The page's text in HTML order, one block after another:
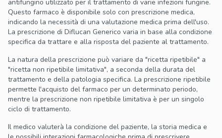
antifungino utilizzato per il trattamento di varie infezioni fungine.
Questo farmaco è disponibile solo con prescrizione medica,
indicando la necessità di una valutazione medica prima dell'uso.
La prescrizione di Diflucan Generico varia in base alla condizione
specifica da trattare e alla risposta del paziente al trattamento.
La natura della prescrizione può variare da "ricetta ripetibile" a
"ricetta non ripetibile limitativa", a seconda della durata del
trattamento e della patologia specifica. La prescrizione ripetibile
permette l'acquisto del farmaco per un determinato periodo,
mentre la prescrizione non ripetibile limitativa è per un singolo
ciclo di trattamento.
Il medico valuterà la condizione del paziente, la storia medica e